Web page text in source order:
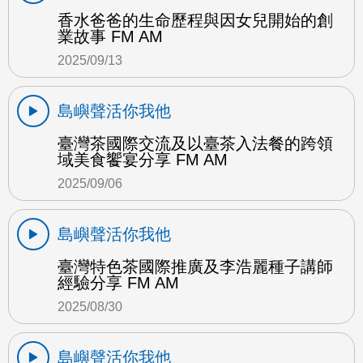
香水爸爸的生命歷程與因女兒開始的創
業故事 FM AM
2025/09/13
島嶼聲活你我他
臺灣茶國際交流及以臺茶入法餐的跨領
域美食饗宴分享 FM AM
2025/09/06
島嶼聲活你我他
臺灣特色茶國際推廣及李浩麗種子講師
經驗分享 FM AM
2025/08/30
島嶼聲活你我他